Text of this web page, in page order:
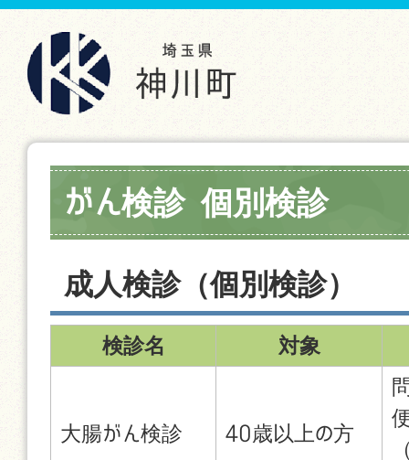
がん検診 個別検診
成人検診（個別検診）
検診名 対象
大腸がん検診 40歳以上の方